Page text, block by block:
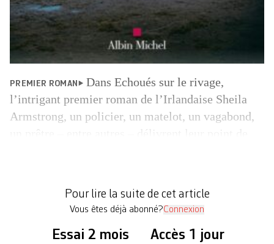
PREMIER ROMAN
Dans Echoués sur le rivage,
l’intrigant premier roman de l’Irlandaise Sheila
Armstrong, un policier, un matelot, un vagabond,
homme. Il […]
Pour lire la suite de cet article
Vous êtes déjà abonné?Connexion
Essai 2 mois Accès 1 jour